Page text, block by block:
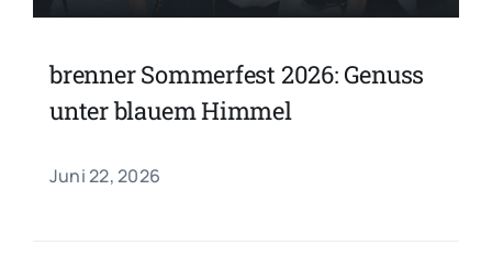
brenner Sommerfest 2026: Genuss
unter blauem Himmel
Juni 22, 2026